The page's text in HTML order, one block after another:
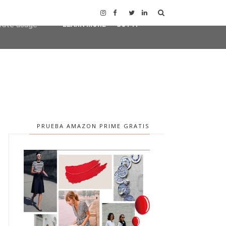
PRUEBA AMAZON PRIME GRATIS
agent
usage
LEARN MORE GOT IT